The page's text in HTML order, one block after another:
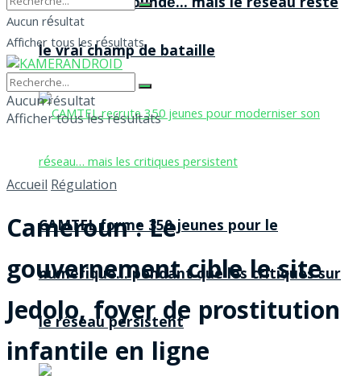
le vrai champ de bataille
CAMTEL forme 350 jeunes pour le
numérique… pendant que les critiques sur
le réseau persistent
Aucun résultat
Afficher tous les résultats
Aucun résultat
Afficher tous les résultats
Accueil Régulation
Cameroun : Le
gouvernement cible le site
Jedolo, foyer de prostitution
infantile en ligne